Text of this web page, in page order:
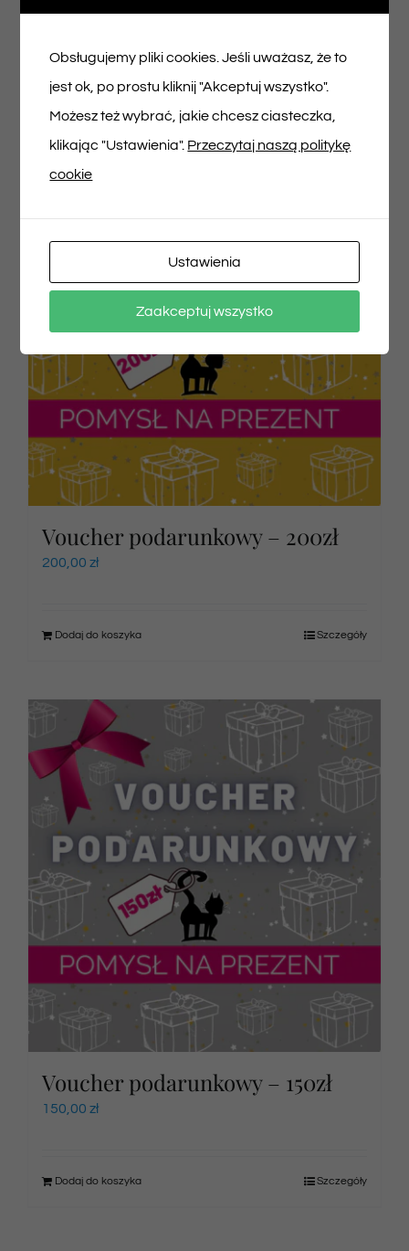
100,00zł
Dodaj do koszyka Szczegóły
Voucher podarunkowy – 200zł
200,00 zł
Dodaj do koszyka Szczegóły
Voucher podarunkowy – 150zł
150,00 zł
Dodaj do koszyka Szczegóły
Obsługujemy pliki cookies. Jeśli uważasz, że to
jest ok, po prostu kliknij "Akceptuj wszystko".
Możesz też wybrać, jakie chcesz ciasteczka,
klikając "Ustawienia". Przeczytaj naszą politykę
cookie
Ustawienia
Zaakceptuj wszystko